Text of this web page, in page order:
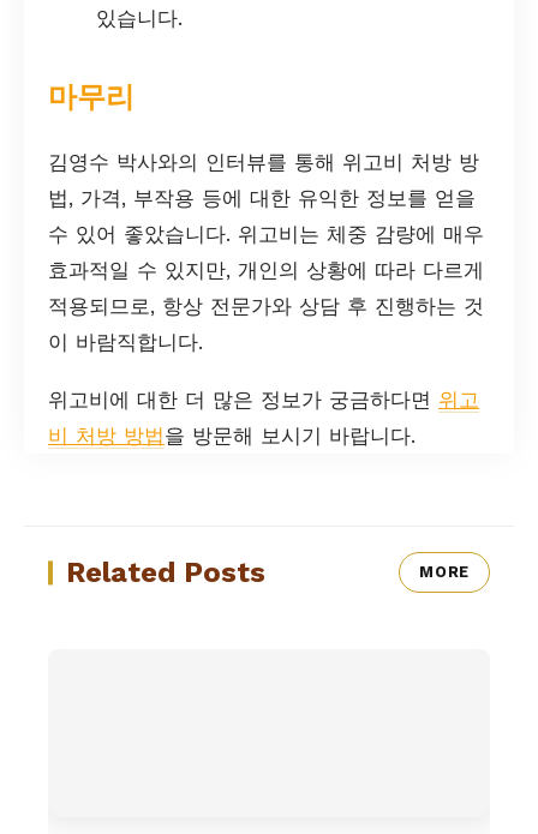
있습니다.
마무리
김영수 박사와의 인터뷰를 통해 위고비 처방 방
법, 가격, 부작용 등에 대한 유익한 정보를 얻을
수 있어 좋았습니다. 위고비는 체중 감량에 매우
효과적일 수 있지만, 개인의 상황에 따라 다르게
적용되므로, 항상 전문가와 상담 후 진행하는 것
이 바람직합니다.
위고비에 대한 더 많은 정보가 궁금하다면 위고
비 처방 방법을 방문해 보시기 바랍니다.
Related Posts MORE